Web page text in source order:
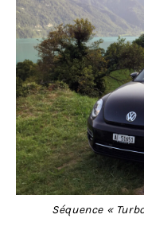
Séquence «